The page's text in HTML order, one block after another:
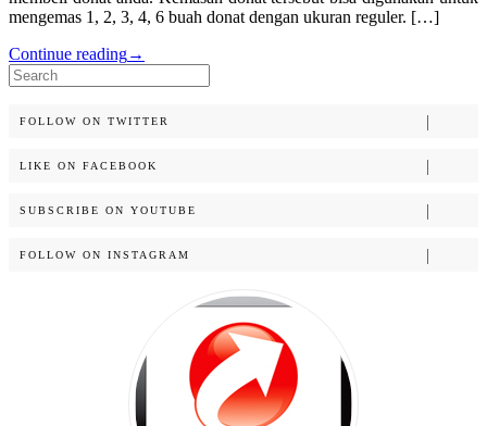
mengemas 1, 2, 3, 4, 6 buah donat dengan ukuran reguler. […]
Continue reading→
Search
for:
FOLLOW ON TWITTER
LIKE ON FACEBOOK
SUBSCRIBE ON YOUTUBE
FOLLOW ON INSTAGRAM